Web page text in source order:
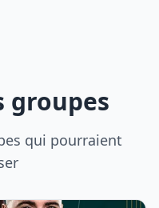
groupes
qui pourraient